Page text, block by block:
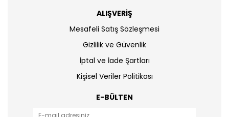
ALIŞVERİŞ
Mesafeli Satış Sözleşmesi
Gizlilik ve Güvenlik
İptal ve İade Şartları
Kişisel Veriler Politikası
E-BÜLTEN